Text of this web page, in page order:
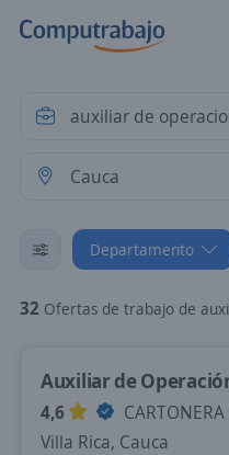
Departamento
32 Ofertas de trabajo de auxiliar de
Auxiliar de
4,6
Villa Rica, Cauca